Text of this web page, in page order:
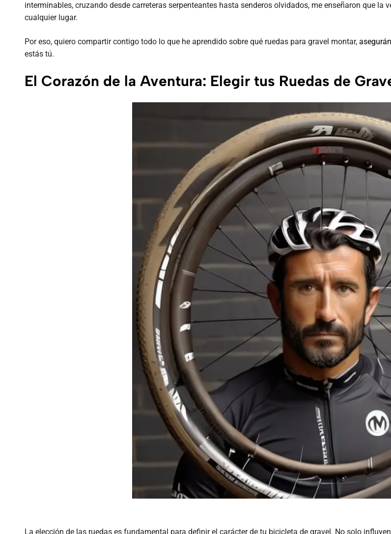
interminables, cruzando desde carreteras serpenteantes hasta senderos olvidados, me enseñaron que la
cualquier lugar.
Por eso, quiero compartir contigo todo lo que he aprendido sobre qué ruedas para gravel montar,
estás tú.
El Corazón de la Aventura: Elegir tus Ruedas de
La elección de las ruedas es fundamental para definir el carácter de tu bicicleta de gravel. No solo